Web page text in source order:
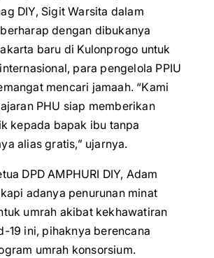
DIY, Sigit Warsita dalam
dengan dibukanya
baru di Kulonprogo untuk
para pengelola PPIU
mencari jamaah. “Kami
PHU siap memberikan
kepada bapak ibu tanpa
alias gratis,” ujarnya.
DPD AMPHURI DIY, Adam
adanya penurunan minat
umrah akibat kekhawatiran
19 ini, pihaknya berencana
umrah konsorsium.